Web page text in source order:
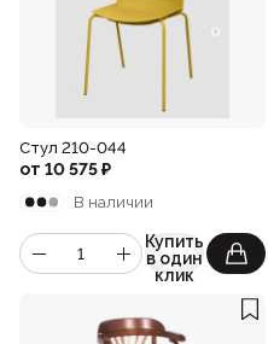
Стул 210-044
от 10 575₽
В наличии
Купить
в один
клик